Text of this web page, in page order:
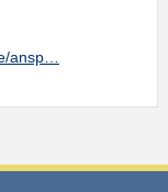
ansp…